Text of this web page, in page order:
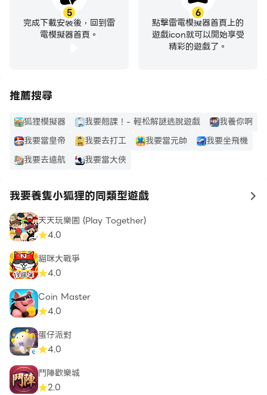
5
完成下載安裝後，回到雷
電模擬器首頁。
6
點擊雷電模擬器首頁上的
遊戲icon就可以開始享受
精彩的遊戲了。
推薦搜尋
狐狸模擬器 我要翹課！- 輕松解謎逃脫遊戲
我養你啊
我要當皇帝
我要去打工 我要當元帥
我要坐飛機
我要去遠航
我要當大俠
我要養隻小狐狸的同類型遊戲 to
天天玩樂園 (Play Together)
4.0
貓咪大戰爭
4.0
Coin Master
4.0
蛋仔派對
4.0
鬥陣歡樂城
2.0